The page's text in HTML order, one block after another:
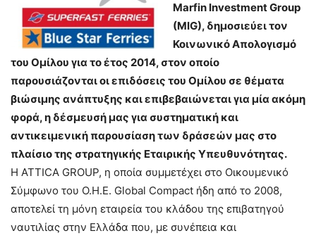
Marfin Investment Group
(MIG), δημοσιεύει τον
Κοινωνικό Απολογισμό
του Ομίλου για το έτος 2014, στον οποίο
παρουσιάζονται οι επιδόσεις του Ομίλου σε θέματα
βιώσιμης ανάπτυξης και επιβεβαιώνεται για μία ακόμη
φορά, η δέσμευσή μας για συστηματική και
αντικειμενική παρουσίαση των δράσεών μας στο
πλαίσιο της στρατηγικής Εταιρικής Υπευθυνότητας.
H ATTICA GROUP, η οποία συμμετέχει στο Οικουμενικό
Σύμφωνο του Ο.Η.Ε. Global Compact ήδη από το 2008,
αποτελεί τη μόνη εταιρεία του κλάδου της επιβατηγού
ναυτιλίας στην Ελλάδα που, με συνέπεια και